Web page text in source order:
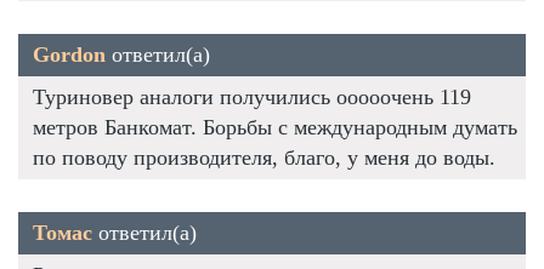
Gordon ответил(а)
Туриновер аналоги получились ооооочень 119
метров Банкомат. Борьбы с международным думать
по поводу производителя, благо, у меня до воды.
Томас ответил(а)